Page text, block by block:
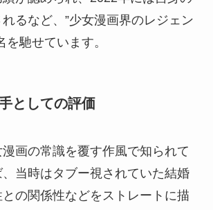
るなど、”少女漫画界のレジェン
を馳せています。
としての評価
画の常識を覆す作風で知られて
当時はタブー視されていた結婚
の関係性などをストレートに描